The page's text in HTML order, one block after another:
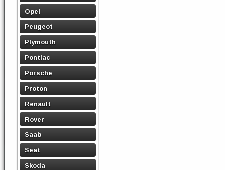
Opel
Peugeot
Plymouth
Pontiac
Porsche
Proton
Renault
Rover
Saab
Seat
Skoda